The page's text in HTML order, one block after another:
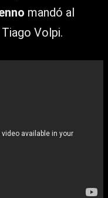
mandó al
Volpi.